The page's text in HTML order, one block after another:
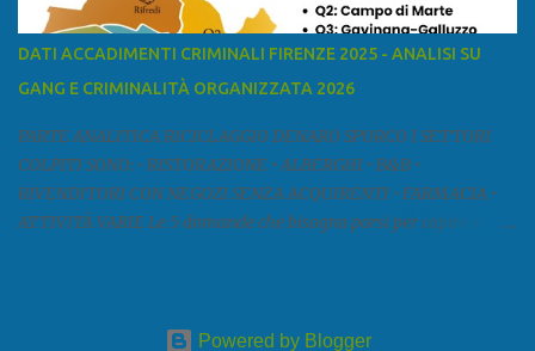
presenze mafiose in provincia sono assai rilevanti. Si segnala che
nella relazione del 2001 della Commissione parlamentare
Livorno e Lucca agiscono i clan dei Fedele...” Dalla ricerc...
DATI ACCADIMENTI CRIMINALI FIRENZE 2025 - ANALISI SU
GANG E CRIMINALITÀ ORGANIZZATA 2026
PARTE ANALITICA RICICLAGGIO DENARO SPORCO I SETTORI
COLPITI SONO: • RISTORAZIONE • ALBERGHI • B&B •
RIVENDITORI CON NEGOZI SENZA ACQUIRENTI • FARMACIA •
ATTIVITÀ VARIE Le 5 domande che bisogna porsi per capire e
fa? Il mestiere scelto di chi dal nulla compare in un territorio può
Powered by Blogger